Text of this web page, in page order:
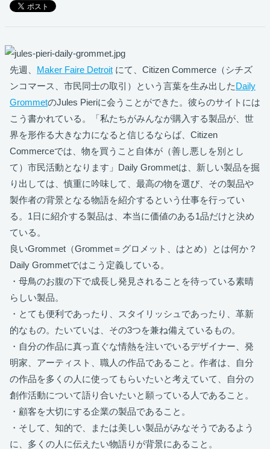
先週、 Maker Faire Detroit にて、Citizen Commerce（シチズ
ンコマース、市民同士の取引）という言葉を生み出したDaily
GrommetのJules Pieriに会うことができた。彼らのサイトには
こう書かれている。「私たちがみんなが購入する製品が、世
界を形作る大きな力になると信じるならば、Citizen
Commerceでは、物を買うこと自体が（善し悪しを別とし
て）市民活動となります」Daily Grommetは、新しい製品を掘
り出しては、慎重に吟味して、最高の物を選び、その製品や
製作者の背景となる物語を紹介するという仕事を行ってい
る。1日に紹介する製品は、本当に価値のある1品だけと決め
ている。
良いGrommet（Grommet＝グロメット、はとめ）とは何か？
Daily Grommetではこう定義している。
・母鳥のお腹の下で成長し発見されることを待っている素晴
らしい製品。
・とても便利であったり、スタイリッシュであったり、革新
的なもの。たいていは、その3つを兼ね備えているもの。
・自分の作品に真っ直ぐな情熱を注いでいるデザイナー、発
明家、アーティスト、職人の作品であること。作者は、自分
の作品を多くの人に使ってもらいたいと考えていて、自分の
創作活動について語り合いたいと願っている人であること。
・顧客を大切にする企業の製品であること。
・そして、知的で、または美しい製品がみなそうであるよう
に、多くの人に伝えたい物語りが背景にあること。